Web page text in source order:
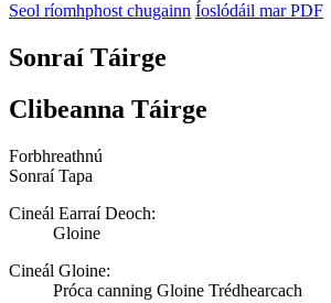
Seol ríomhphost chugainn Íoslódáil mar PDF
Sonraí Táirge
Clibeanna Táirge
Forbhreathnú
Sonraí Tapa
Cineál Earraí Deoch:
Gloine
Cineál Gloine:
Próca canning Gloine Trédhearcach